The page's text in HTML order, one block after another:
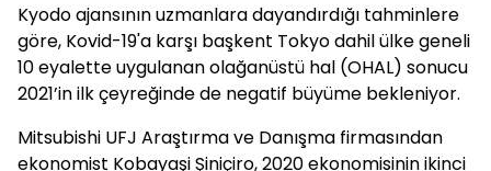
Kyodo ajansının uzmanlara dayandırdığı tahminlere
göre, Kovid-19'a karşı başkent Tokyo dahil ülke geneli
10 eyalette uygulanan olağanüstü hal (OHAL) sonucu
2021’in ilk çeyreğinde de negatif büyüme bekleniyor.
Mitsubishi UFJ Araştırma ve Danışma firmasından
ekonomist Kobayaşi Şiniçiro, 2020 ekonomisinin ikinci